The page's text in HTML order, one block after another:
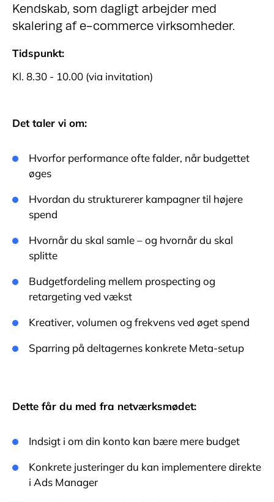
Kendskab, som dagligt arbejder med
skalering af e-commerce virksomheder.
Tidspunkt:
Kl. 8.30 - 10.00 (via invitation)
Det taler vi om:
Hvorfor performance ofte falder, når budgettet
øges
Hvordan du strukturerer kampagner til højere
spend
Hvornår du skal samle – og hvornår du skal
splitte
Budgetfordeling mellem prospecting og
retargeting ved vækst
Kreativer, volumen og frekvens ved øget spend
Sparring på deltagernes konkrete Meta-setup
Dette får du med fra netværksmødet:
Indsigt i om din konto kan bære mere budget
Konkrete justeringer du kan implementere direkte
i Ads Manager